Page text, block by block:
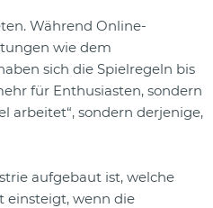
Während Online-
wie dem
sich die Spielregeln bis
für Enthusiasten, sondern
arbeitet“, sondern derjenige,
aufgebaut ist, welche
einsteigt, wenn die